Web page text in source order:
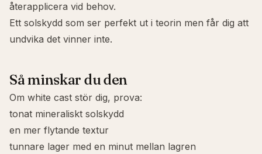
återapplicera vid behov.
Ett solskydd som ser perfekt ut i teorin men får dig att
undvika det vinner inte.
Så minskar du den
Om white cast stör dig, prova:
tonat mineraliskt solskydd
en mer flytande textur
tunnare lager med en minut mellan lagren